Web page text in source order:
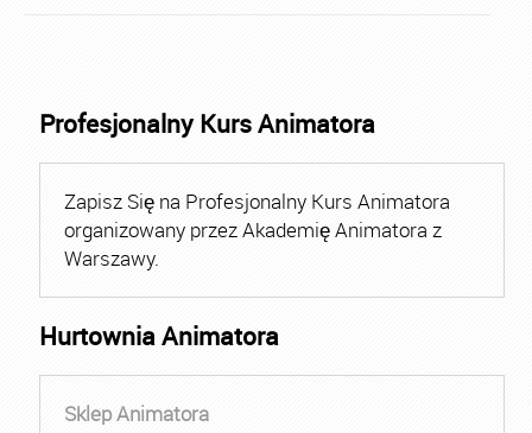
Profesjonalny Kurs Animatora
Zapisz Się na Profesjonalny Kurs Animatora
organizowany przez Akademię Animatora z
Warszawy.
Hurtownia Animatora
Sklep Animatora